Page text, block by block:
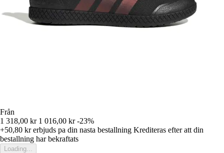
Från
1 318,00 kr 1 016,00 kr -23%
+50,80 krerbjuds pa din nasta bestallning Krediteras efter att din
bestallning har bekraftats
Loading...